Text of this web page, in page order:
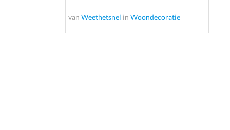
van Weethetsnel in Woondecoratie